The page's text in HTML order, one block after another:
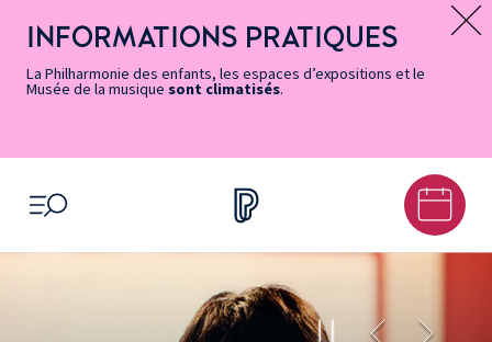
page
Accessibilité
accès
rapides
principal
contenu
principal
page
Message d’information
INFORMATIONS PRATIQUES
La Philharmonie des enfants, les espaces d’expositions et le
Musée de la musique sont climatisés.
OUVRIR LE MENU